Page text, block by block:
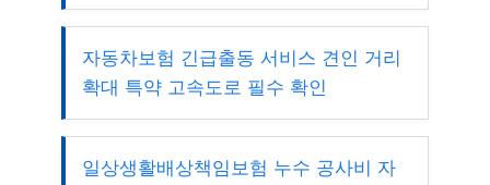
자동차보험 긴급출동 서비스 견인 거리
확대 특약 고속도로 필수 확인
일상생활배상책임보험 누수 공사비 자